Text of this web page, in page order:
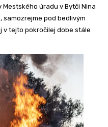
úradu v Bytči Nina
samozrejme pod bedlivým
v tejto pokročilej dobe stále